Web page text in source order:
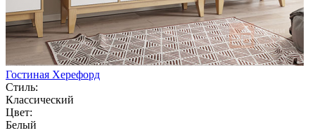
Гостиная Херефорд
Стиль:
Классический
Цвет:
Белый